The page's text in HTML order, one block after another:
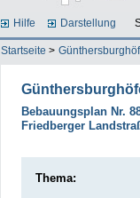
Hilfe Darstellung
Startseite >
Bebauungsplan Nr.
Friedberger
Thema: